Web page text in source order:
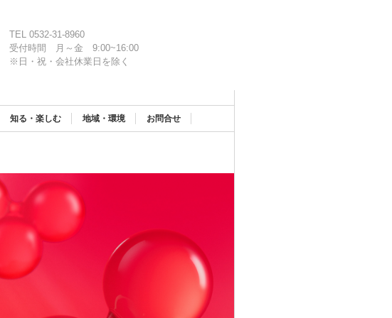
TEL 0532-31-8960
受付時間
月～金 9:00~16:00
※日・祝・会社休業日を除く
知る・楽しむ 地域・環境 お問合せ